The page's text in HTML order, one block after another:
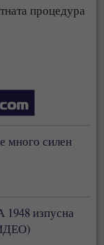
процедура
много силен
изпусна